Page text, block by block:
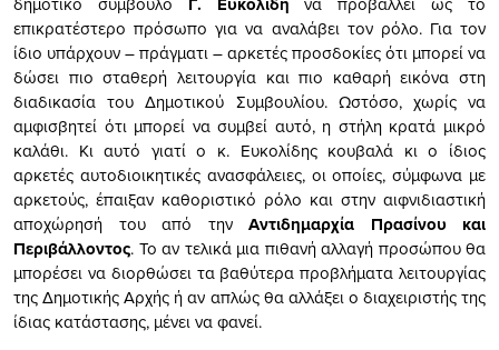
επικρατέστερο πρόσωπο για να αναλάβει τον ρόλο. Για τον
ίδιο υπάρχουν – πράγματι – αρκετές προσδοκίες ότι μπορεί να
δώσει πιο σταθερή λειτουργία και πιο καθαρή εικόνα στη
διαδικασία του Δημοτικού Συμβουλίου. Ωστόσο, χωρίς να
αμφισβητεί ότι μπορεί να συμβεί αυτό, η στήλη κρατά μικρό
καλάθι. Κι αυτό γιατί ο κ. Ευκολίδης κουβαλά κι ο ίδιος
αρκετές αυτοδιοικητικές ανασφάλειες, οι οποίες, σύμφωνα με
αρκετούς, έπαιξαν καθοριστικό ρόλο και στην αιφνιδιαστική
αποχώρησή του από την Αντιδημαρχία Πρασίνου και
Περιβάλλοντος. Το αν τελικά μια πιθανή αλλαγή προσώπου θα
μπορέσει να διορθώσει τα βαθύτερα προβλήματα λειτουργίας
της Δημοτικής Αρχής ή αν απλώς θα αλλάξει ο διαχειριστής της
ίδιας κατάστασης, μένει να φανεί.